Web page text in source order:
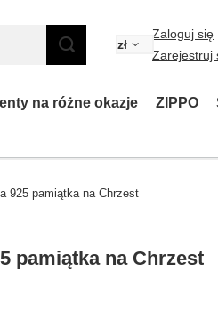
zł
Zaloguj się
Zarejestruj
na różne okazje ZIPPO
925 pamiątka na Chrzest
pamiątka na Chrzest